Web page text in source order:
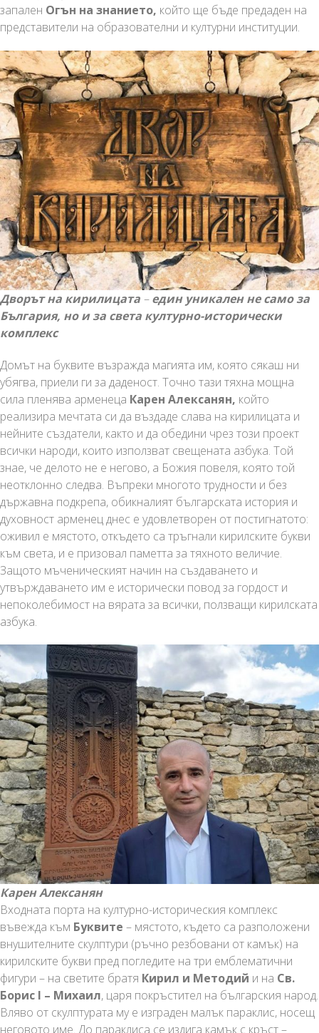
запален Огън на знанието, който ще бъде предаден на
представители на образователни и културни институции.
Дворът на кирилицата –един уникален не само за
България, но и за света културно-исторически
комплекс
Домът на буквите възражда магията им, която сякаш ни
убягва, приели ги за даденост. Точно тази тяхна мощна
сила пленява арменеца Карен Алексанян, който
реализира мечтата си да въздаде слава на кирилицата и
нейните създатели, както и да обедини чрез този проект
всички народи, които използват свещената азбука. Той
знае, че делото не е негово, а Божия повеля, която той
неотклонно следва. Въпреки многото трудности и без
държавна подкрепа, обикналият българската история и
духовност арменец днес е удовлетворен от постигнатото:
оживил е мястото, откъдето са тръгнали кирилските букви
към света, и е призовал паметта за тяхното величие.
Защото мъченическият начин на създаването и
утвърждаването им е исторически повод за гордост и
непоколебимост на вярата за всички, ползващи кирилската
азбука.
Карен Алексанян
Входната порта на културно-историческия комплекс
въвежда към Буквите – мястото, където са разположени
внушителните скулптури (ръчно резбовани от камък) на
кирилските букви пред погледите на три емблематични
фигури – на светите братя Кирил и Методий и на Св.
Борис I – Михаил, царя покръстител на българския народ.
Вляво от скулптурата му е изграден малък параклис, носещ
неговото име. До параклиса се издига камък с кръст –